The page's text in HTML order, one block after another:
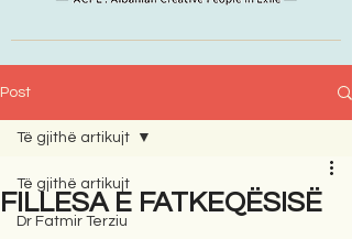
Post
Të gjithë artikujt
Dr Fatmir Terziu
Të gjithë artikujt
FILLESA E FATKEQËSISË